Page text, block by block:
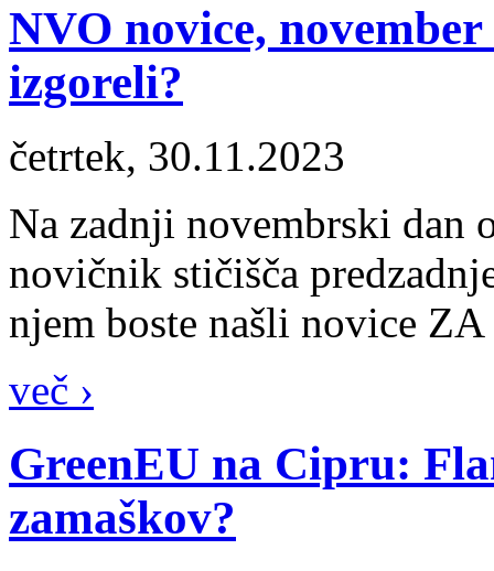
NVO novice,
izgoreli?
četrtek, 30.11.2023
Na zadnji novembrski dan
novičnik stičišča
njem boste našli novice
več ›
GreenEU na Cipru:
zamaškov?